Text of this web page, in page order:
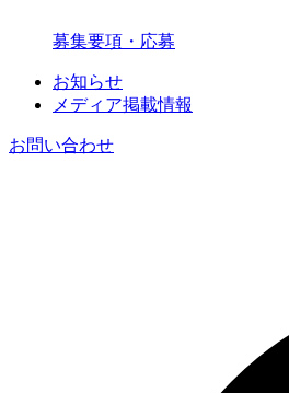
募集要項・応募
お知らせ
メディア掲載情報
お問い合わせ